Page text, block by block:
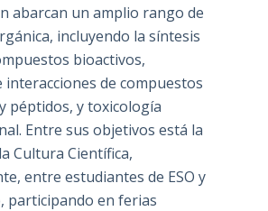
abarcan un amplio rango de
incluyendo la síntesis
bioactivos,
de compuestos
péptidos, y toxicología
Entre sus objetivos está la
Cultura Científica,
entre estudiantes de ESO y
participando en ferias